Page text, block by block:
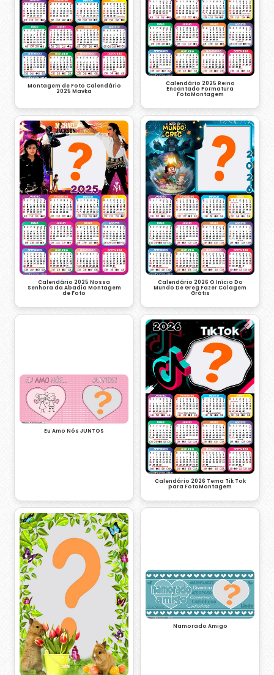
Montagem de Foto Calendário
2025 Mavka
Calendário 2025 Reino
Encantado Formatura
FotoMontagem
Calendário 2025 Nossa
Senhora da Abadia Montagem
de Foto
Calendário 2026 O Início Do
Mundo De Greg Fazer Colagem
Grátis
Eu Amo Nós JUNTOS
Calendário 2026 Tema Tik Tok
para FotoMontagem
Namorado Amigo